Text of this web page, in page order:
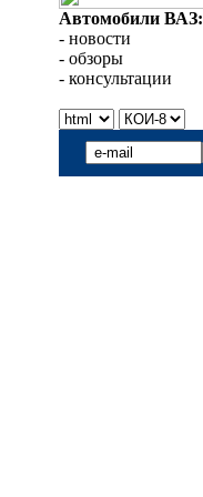
Автомобили ВАЗ:
- новости
- обзоры
- консультации